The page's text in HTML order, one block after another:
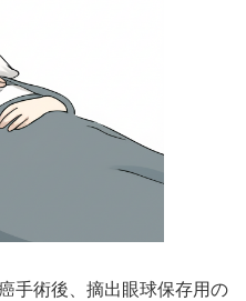
手術後、摘出眼球保存用の